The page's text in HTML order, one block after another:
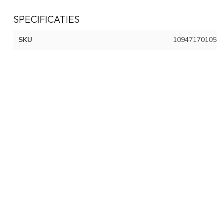
SPECIFICATIES
SKU 10947170105